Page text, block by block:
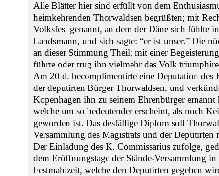
Alle Blätter hier sind erfüllt von dem
heimkehrenden Thorwaldsen begrüßten; mit
Volksfest genannt, an dem der Däne sich fühlte
Landsmann, und sich sagte: “er ist unser.” Die
an dieser Stimmung Theil; mit einer
führte oder trug ihn vielmehr das Volk
Am 20 d. becomplimentirte eine Deputation des
der deputirten Bürger Thorwaldsen, und
Kopenhagen ihn zu seinem Ehrenbürger ernannt
welche um so bedeutender erscheint, als noch
geworden ist. Das desfällige Diplom soll
Versammlung des Magistrats und der Deputirten
Der Einladung des K. Commissarius zufolge,
dem Eröffnungstage der Stände-Versammlung
Festmahlzeit, welche den Deputirten gegeben